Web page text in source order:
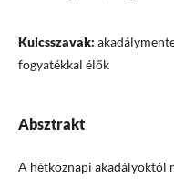
Kulcsszavak:
fogyatékkal élők
Absztrakt
A hétköznapi akadályoktól